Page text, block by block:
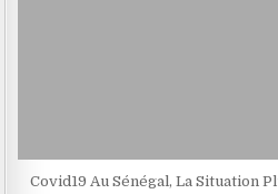
Covid19 Au Sénégal, La Situation